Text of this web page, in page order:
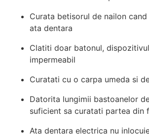
Curata betisorul de nailon
ata dentara
Clatiti doar batonul,
impermeabil
Curatati cu o carpa umeda si
Datorita lungimii bastoanelor
suficient sa curatati partea din
Ata dentara electrica nu